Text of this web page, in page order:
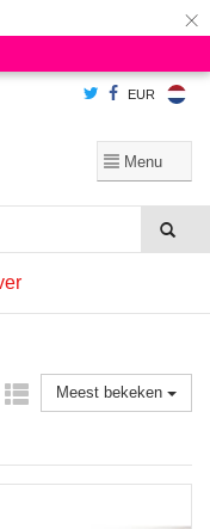
×
EUR
Meest bekeken
Is dat akkoord?
Ja